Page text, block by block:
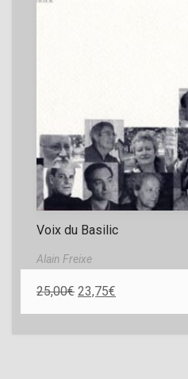
Voix du Basilic
Alain Freixe
25,00€ 23,75€